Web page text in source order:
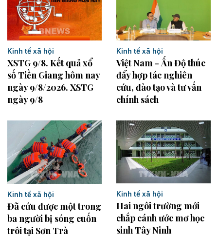
Kinh tế xã hội
XSTG 9/8. Kết quả xổ
số Tiền Giang hôm nay
ngày 9/8/2026. XSTG
ngày 9/8
Kinh tế xã hội
Việt Nam - Ấn Độ thúc
đẩy hợp tác nghiên
cứu, đào tạo và tư vấn
chính sách
Kinh tế xã hội
Đã cứu được một trong
ba người bị sóng cuốn
trôi tại Sơn Trà
Kinh tế xã hội
Hai ngôi trường mới
chắp cánh ước mơ học
sinh Tây Ninh